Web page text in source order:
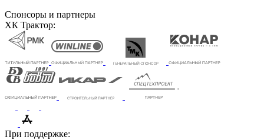
Спонсоры и партнеры
ХК Трактор:
При поддержке: